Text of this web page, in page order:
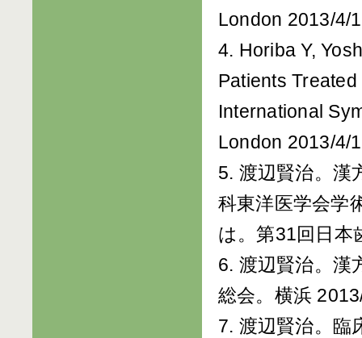
London 2013/4/
4. Horiba Y,
Patients
International
London 2013/4/
5. 渡辺賢治。漢
科東洋医学会学
は。第31回日
6. 渡辺賢治。漢
総会。横浜
7. 渡辺賢治。臨